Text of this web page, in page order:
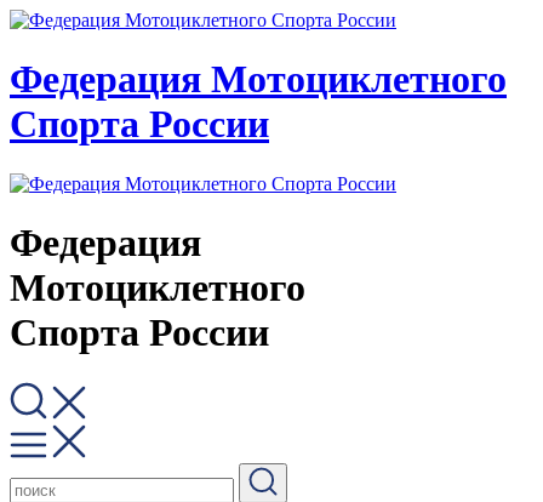
Федерация Мотоциклетного
Спорта России
Федерация
Мотоциклетного
Спорта России